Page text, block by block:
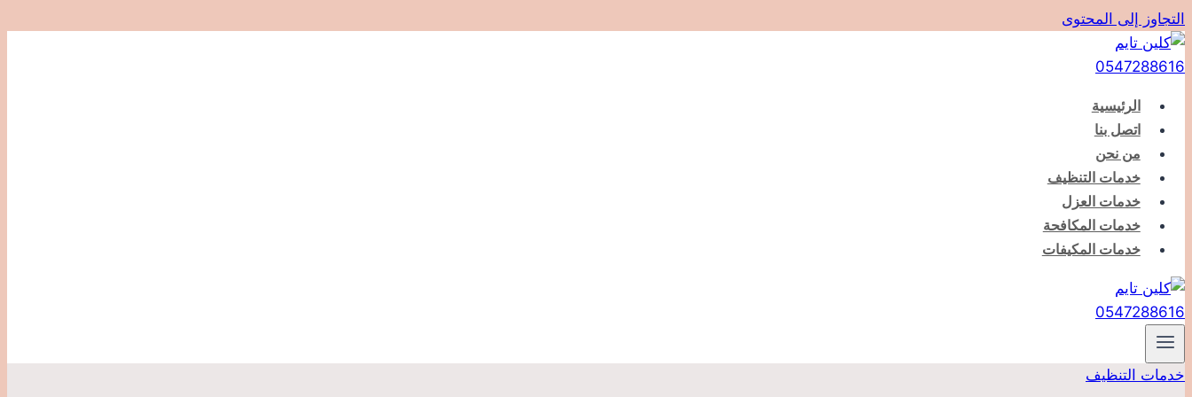
التجاوز إلى المحتوى
الرئيسية
اتصل بنا
من نحن
خدمات التنظيف
خدمات العزل
خدمات المكافحة
خدمات المكيفات
خدمات التنظيف